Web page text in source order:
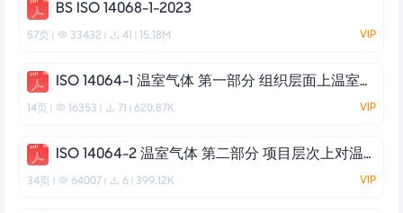
BS ISO 14068-1-2023
57页 33432 41 15.18M VIP
ISO 14064-1 温室气体 第一部分 组织层面上温室气体排放与清除量化及报告规范
14页 16353 71 620.87K VIP
ISO 14064-2 温室气体 第二部分 项目层次上对温室气体减排和清除增加的量化、监测和报告的规范及指南
34页 64007 6 399.12K VIP